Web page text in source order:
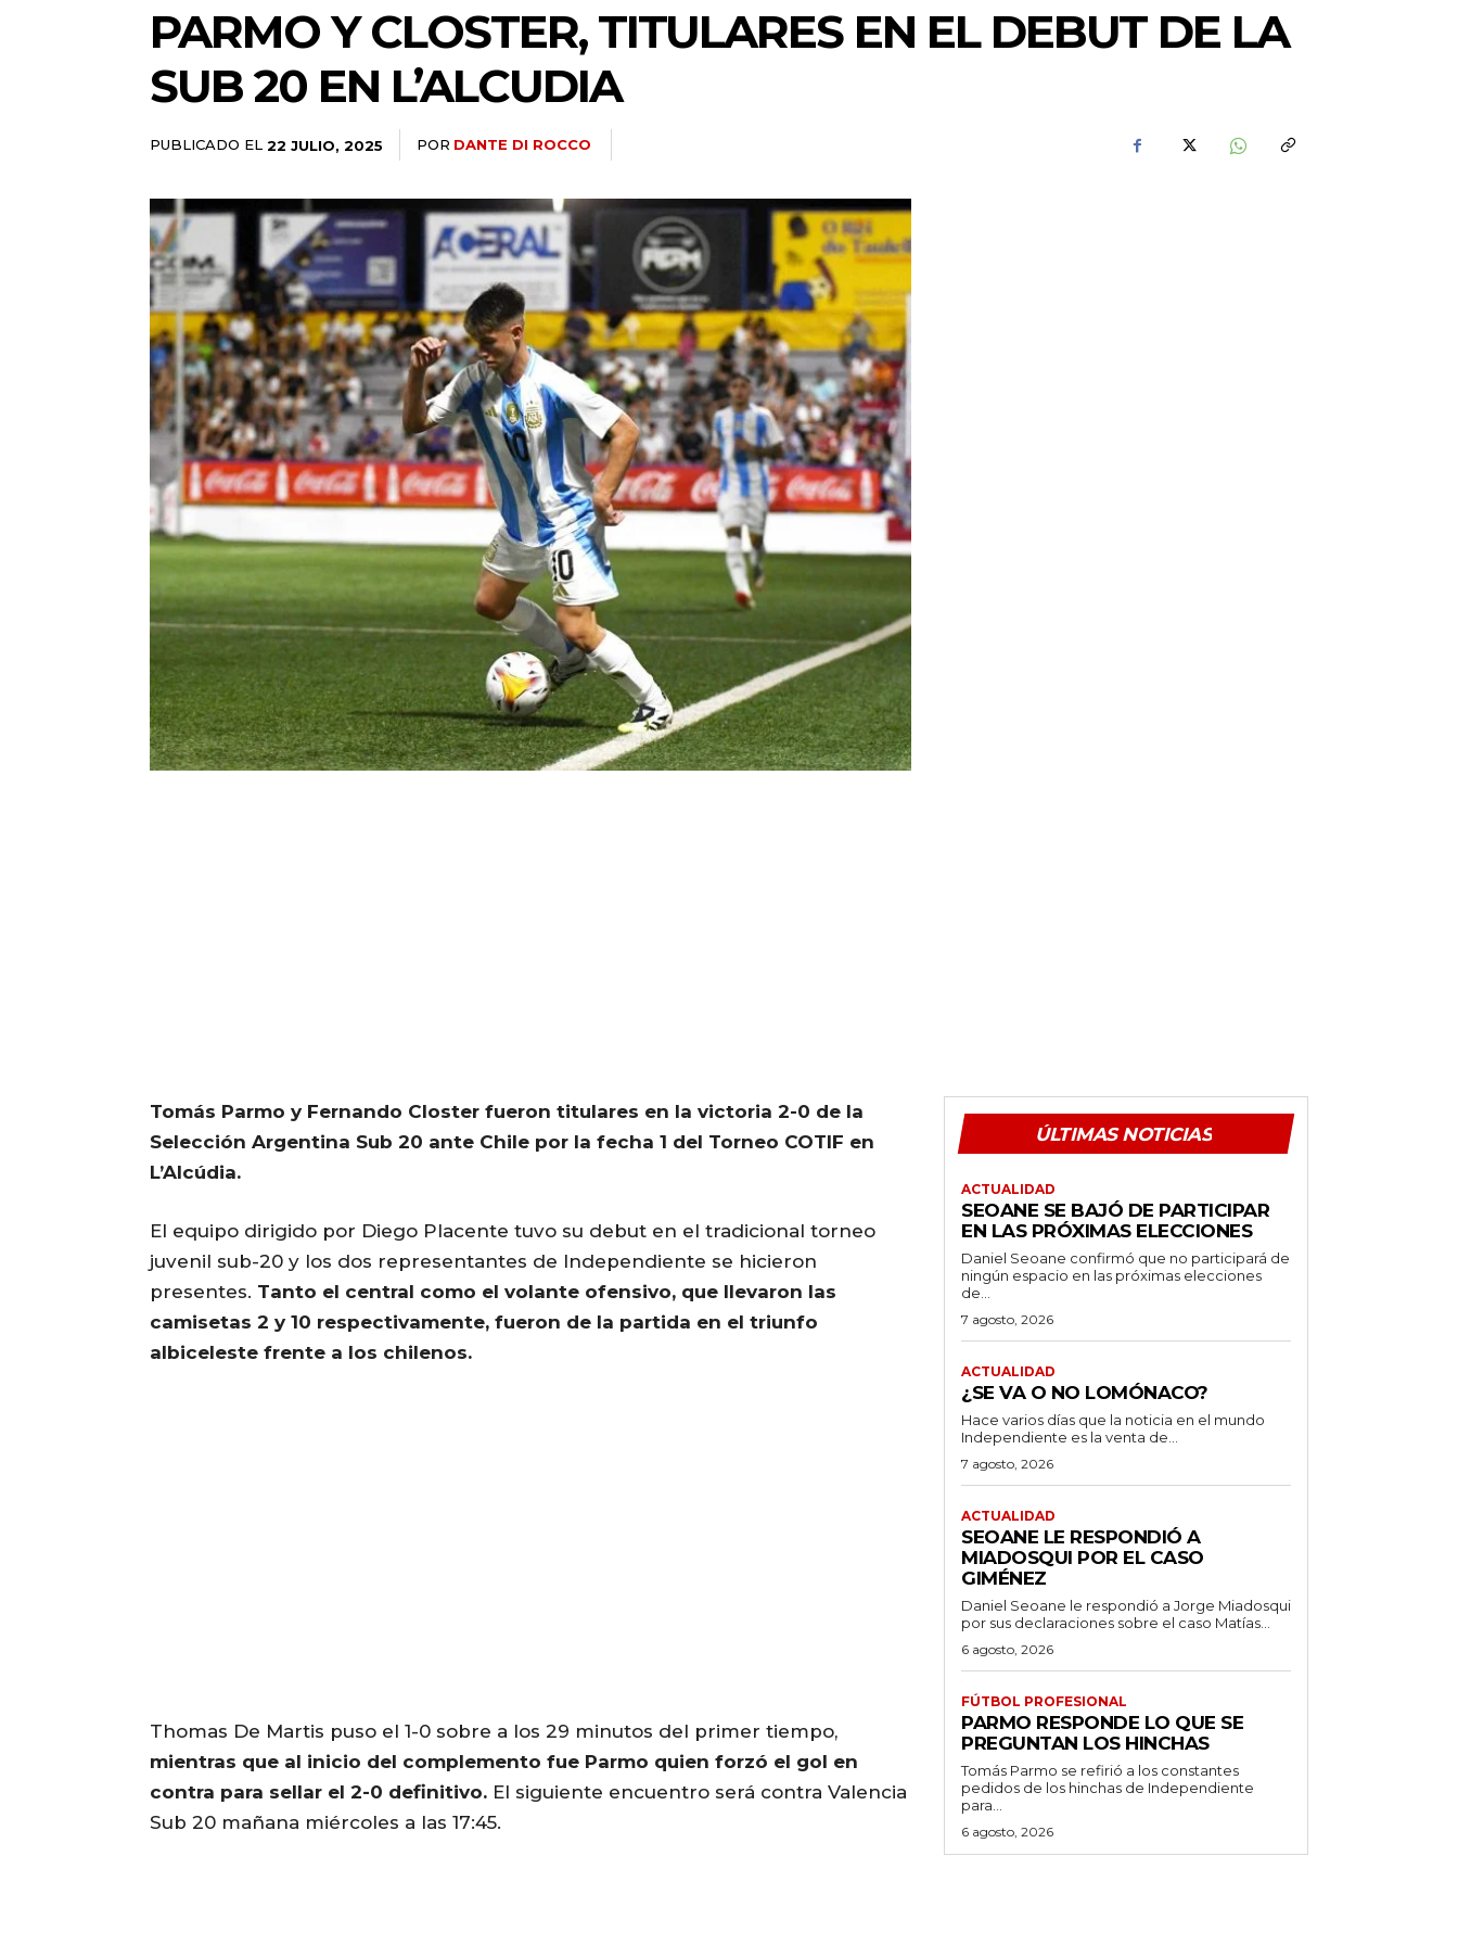
PARMO Y CLOSTER, TITULARES EN EL DEBUT DE LA
SUB 20 EN L’ALCUDIA
PUBLICADO EL 22 JULIO, 2025 POR DANTE DI ROCCO
Tomás Parmo y Fernando Closter fueron titulares en la victoria 2-0 de la
Selección Argentina Sub 20 ante Chile por la fecha 1 del Torneo COTIF en
L’Alcúdia.
El equipo dirigido por Diego Placente tuvo su debut en el tradicional torneo
juvenil sub-20 y los dos representantes de Independiente se hicieron
presentes. Tanto el central como el volante ofensivo, que llevaron las
camisetas 2 y 10 respectivamente, fueron de la partida en el triunfo
albiceleste frente a los chilenos.
Thomas De Martis puso el 1-0 sobre a los 29 minutos del primer tiempo,
mientras que al inicio del complemento fue Parmo quien forzó el gol en
contra para sellar el 2-0 definitivo. El siguiente encuentro será contra Valencia
Sub 20 mañana miércoles a las 17:45.
ÚLTIMAS NOTICIAS
ACTUALIDAD
SEOANE SE BAJÓ DE PARTICIPAR
EN LAS PRÓXIMAS ELECCIONES
Daniel Seoane confirmó que no participará de
ningún espacio en las próximas elecciones
de...
7 agosto, 2026
ACTUALIDAD
¿SE VA O NO LOMÓNACO?
Hace varios días que la noticia en el mundo
Independiente es la venta de...
7 agosto, 2026
ACTUALIDAD
SEOANE LE RESPONDIÓ A
MIADOSQUI POR EL CASO
GIMÉNEZ
Daniel Seoane le respondió a Jorge Miadosqui
por sus declaraciones sobre el caso Matías...
6 agosto, 2026
FÚTBOL PROFESIONAL
PARMO RESPONDE LO QUE SE
PREGUNTAN LOS HINCHAS
Tomás Parmo se refirió a los constantes
pedidos de los hinchas de Independiente
para...
6 agosto, 2026